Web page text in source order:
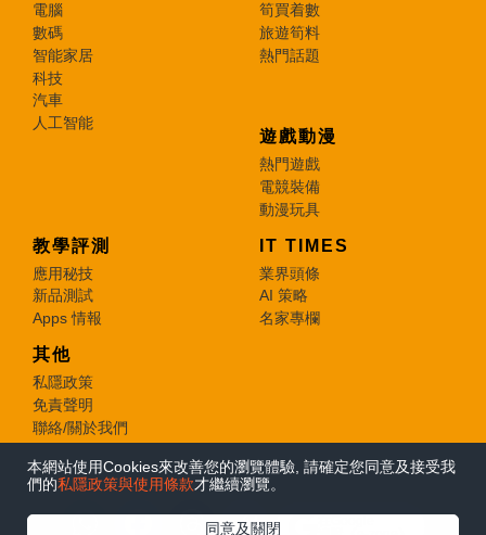
本網站使用Cookies來改善您的瀏覽體驗, 請確定您同意及接受我
們的私隱政策與使用條款才繼續瀏覽。
同意及關閉
電腦
數碼
智能家居
科技
汽車
人工智能
筍買着數
旅遊筍料
熱門話題
遊戲動漫
熱門遊戲
電競裝備
動漫玩具
教學評測
應用秘技
新品測試
Apps 情報
IT TIMES
業界頭條
AI 策略
名家專欄
其他
私隱政策
免責聲明
聯絡/關於我們
© 2026 e-zone. All Rights Reserved.